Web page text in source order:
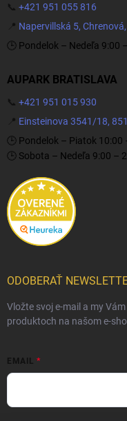
📞 +421 951 055 816
📍 Napervillská 5,
🕒 Pondelok – Nedeľa 9:00
AUPARK BRATISLAVA
📞 +421 951 015 930
📍 Einsteinova 3541/18,
🕒 Pondelok – Piatok 10:00
🕒 Sobota – Nedeľa 9:00 –
ODOBERAŤ
Vložte svoj e-mail a my
produktoch na našom e-
EMAIL